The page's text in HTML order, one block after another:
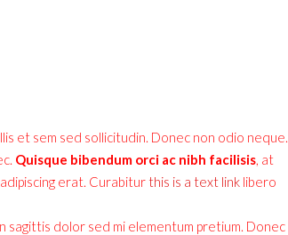
et sem sed sollicitudin. Donec non odio neque.
Quisque bibendum orci ac nibh facilisis, at
erat. Curabitur this is a text link libero
dolor sed mi elementum pretium. Donec